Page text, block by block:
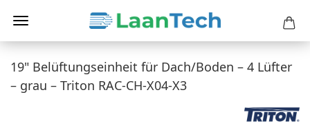
19" Belüftungseinheit für Dach/Boden – 4 Lüfter
– grau – Triton RAC-CH-X04-X3